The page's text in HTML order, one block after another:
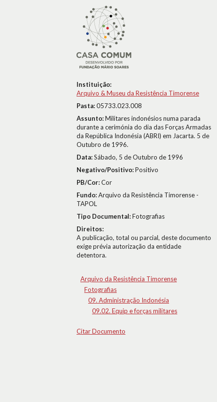
Instituição:
Arquivo & Museu da Resistência Timorense
Pasta:05733.023.008
Assunto:Militares indonésios numa parada
durante a cerimónia do dia das Forças Armadas
da República Indonésia (ABRI) em Jacarta. 5 de
Outubro de 1996.
Data:Sábado, 5 de Outubro de 1996
Negativo/Positivo:Positivo
PB/Cor:Cor
Fundo:Arquivo da Resistência Timorense -
TAPOL
Tipo Documental:Fotografias
Direitos:
A publicação, total ou parcial, deste documento
exige prévia autorização da entidade
detentora.
Arquivo da Resistência Timorense
Fotografias
09. Administração Indonésia
09.02. Equip e forças militares
Citar Documento